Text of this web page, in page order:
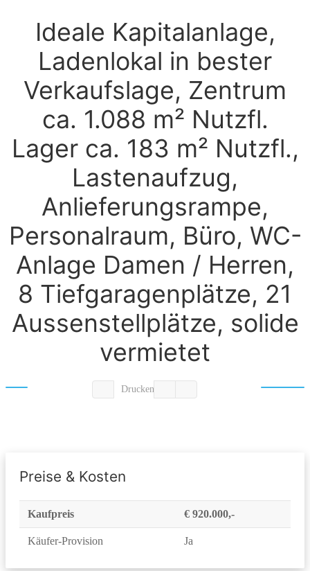
Ideale Kapitalanlage,
Ladenlokal in bester
Verkaufslage, Zentrum
ca. 1.088 m² Nutzfl.
Lager ca. 183 m² Nutzfl.,
Lastenaufzug,
Anlieferungsrampe,
Personalraum, Büro, WC-
Anlage Damen / Herren,
8 Tiefgaragenplätze, 21
Aussenstellplätze, solide
vermietet
Drucken
Preise & Kosten
Kaufpreis € 920.000,-
Käufer-Provision Ja